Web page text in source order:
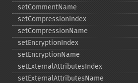
setCommentName
setCompressionIndex
setCompressionName
setEncryptionIndex
setEncryptionName
setExternalAttributesIndex
setExternalAttributesName